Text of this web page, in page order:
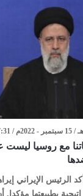
مع روسيا ليست
الإيراني
بطبيعتها مؤكدا.